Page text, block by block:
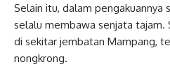
Selain itu, dalam pengakuannya
selalu membawa senjata tajam.
di sekitar jembatan Mampang,
nongkrong.